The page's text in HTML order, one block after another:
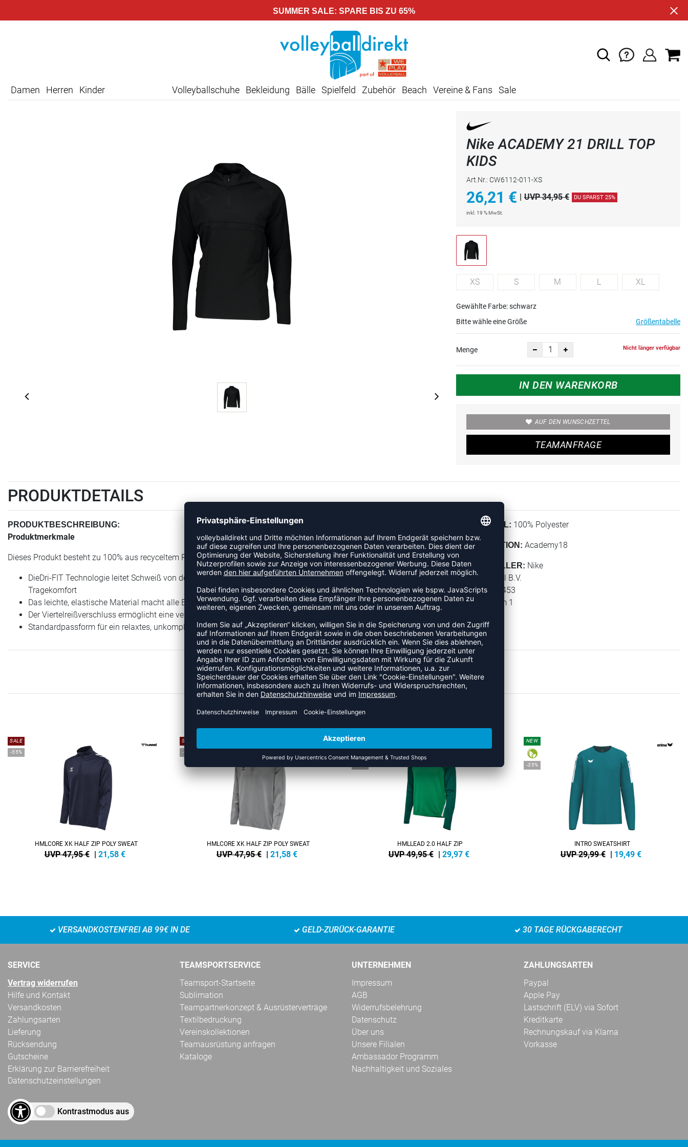
SUMMER SALE: SPARE BIS ZU 65%
Damen Herren Kinder Volleyballschuhe Bekleidung Bälle Spielfeld Zubehör Beach Vereine & Fans Sale
Nike ACADEMY 21 DRILL TOP
KIDS
Art.Nr.: CW6112-011-XS
26,21 € UVP 34,95 € DU SPARST 25%
inkl. 19 % MwSt.
XS S M L XL
Gewählte Farbe: schwarz
Bitte wähle eine Größe
Größentabelle
Menge Nicht länger verfügbar
IN DEN WARENKORB
AUF DEN WUNSCHZETTEL
TEAMANFRAGE
PRODUKTDETAILS
PRODUKTBESCHREIBUNG:
Produktmerkmale
Dieses Produkt besteht zu 100% aus recyceltem Polyester.
DieDri-FIT Technologie leitet Schweiß von der Haut ab, wodurch er schnell verdunstet, und ermöglicht so trockenen
Tragekomfort
Das leichte, elastische Material macht alle Bewegungen mit. Daumenöffnungen verhindern ein Verrutschen der Ärmel.
Der Viertelreißverschluss ermöglicht eine verstellbare Belüftung, wenn es heiß hergeht.
Standardpassform für ein relaxtes, unkompliziertes Tragegefühl.
MATERIAL: 100% Polyester
KOLLEKTION: Academy18
HERSTELLER: Nike
NIKE Retail B.V.
PO BOX 6453
Colosseum 1
ZULETZT ANGESEHEN
MEHR AUS DER KATEGORIE SWEATSHIRTS
SALE
-55%
HMLCORE XK HALF ZIP POLY SWEAT
UVP 47,95 € | 21,58 €
SALE
-55%
HMLCORE XK HALF ZIP POLY SWEAT
UVP 47,95 € | 21,58 €
NEW
HMLLEAD 2.0 HALF ZIP
UVP 49,95 € | 29,97 €
NEW
-35%
INTRO SWEATSHIRT
UVP 29,99 € | 19,49 €
VERSANDKOSTENFREI AB 99€ IN DE GELD-ZURÜCK-GARANTIE 30 TAGE RÜCKGABERECHT
SERVICE
Vertrag widerrufen
Hilfe und Kontakt
Versandkosten
Zahlungsarten
Lieferung
Rücksendung
Gutscheine
Erklärung zur Barrierefreiheit
Datenschutzeinstellungen
Kontrastmodus aus
TEAMSPORTSERVICE
Teamsport-Startseite
Sublimation
Teampartnerkonzept & Ausrüsterverträge
Textilbedruckung
Vereinskollektionen
Teamausrüstung anfragen
Kataloge
UNTERNEHMEN
Impressum
AGB
Widerrufsbelehrung
Datenschutz
Über uns
Unsere Filialen
Ambassador Programm
Nachhaltigkeit und Soziales
ZAHLUNGSARTEN
Paypal
Apple Pay
Lastschrift (ELV) via Sofort
Kreditkarte
Rechnungskauf via Klarna
Vorkasse